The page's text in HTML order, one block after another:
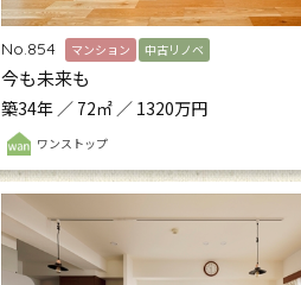
No.854 マンション 中古リノベ
今も未来も
築34年 ／ 72㎡ ／ 1320万円
ワンストップ